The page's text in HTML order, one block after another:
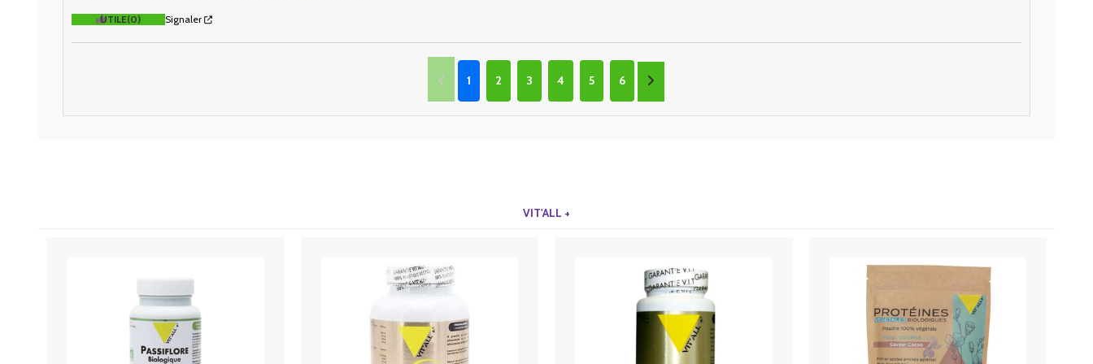
UTILE(0) Signaler
1 2 3 4 5 6
VIT'ALL +